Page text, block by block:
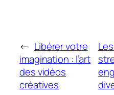
← Libérer votre
imagination : l’art
des vidéos
créatives